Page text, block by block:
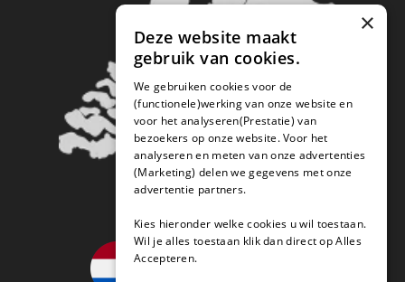
×
Deze website maakt
gebruik van cookies.
We gebruiken cookies voor de
(functionele)werking van onze website en
voor het analyseren(Prestatie) van
bezoekers op onze website. Voor het
analyseren en meten van onze advertenties
(Marketing) delen we gegevens met onze
advertentie partners.
Kies hieronder welke cookies u wil toestaan.
Wil je alles toestaan klik dan direct op Alles
Accepteren.